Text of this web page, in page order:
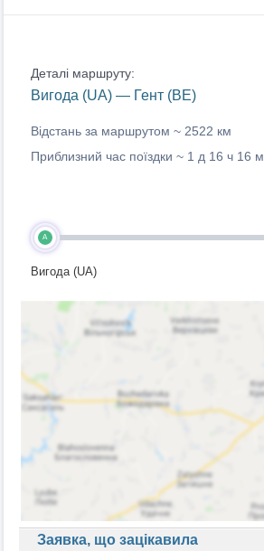
Деталі маршруту:
Вигода (UA) — Гент (BE)
Відстань за маршрутом ~ 2522 км
Приблизний час поїздки ~ 1 д 16 ч 16 м
A
Вигода (UA)
Заявка, що зацікавила